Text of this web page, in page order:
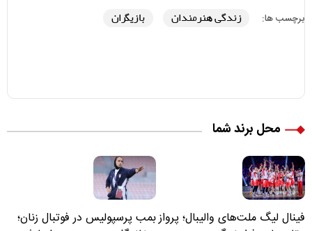
برچسب ها: زندگی هنرمندان بازیگران
محل برند شما
فینال لیگ ملت‌های والیبال؛ پروازبمب پرسپولیس در فوتبال زنان؛